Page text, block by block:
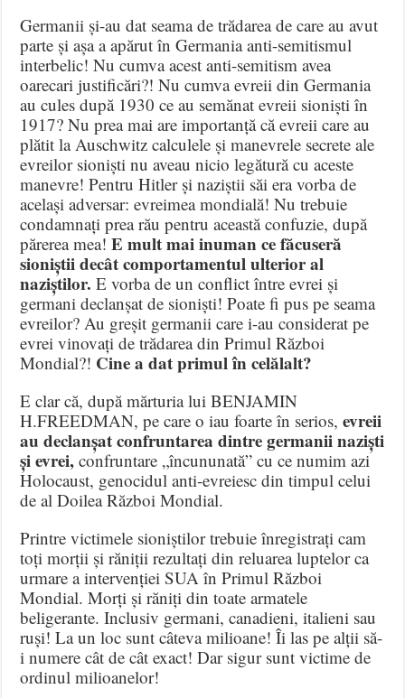
Germanii și-au dat seama de trădarea de care au avut
parte și așa a apărut în Germania anti-semitismul
interbelic! Nu cumva acest anti-semitism avea
oarecari justificări?! Nu cumva evreii din Germania
au cules după 1930 ce au semănat evreii sioniști în
1917? Nu prea mai are importanță că evreii care au
plătit la Auschwitz calculele și manevrele secrete ale
evreilor sioniști nu aveau nicio legătură cu aceste
manevre! Pentru Hitler și naziștii săi era vorba de
același adversar: evreimea mondială! Nu trebuie
condamnați prea rău pentru această confuzie, după
părerea mea!E mult mai inuman ce făcuseră
sioniștii decât comportamentul ulterior al
naziștilor.E vorba de un conflict între evrei și
germani declanșat de sioniști! Poate fi pus pe seama
evreilor? Au greșit germanii care i-au considerat pe
evrei vinovați de trădarea din Primul Război
Mondial?! Cine a dat primul în celălalt?
E clar că, după mărturia lui BENJAMIN
H.FREEDMAN, pe care o iau foarte în serios,evreii
au declanșat confruntarea dintre germanii naziști
și evrei, confruntare „încununată” cu ce numim azi
Holocaust, genocidul anti-evreiesc din timpul celui
de al Doilea Război Mondial.
Printre victimele sioniștilor trebuie înregistrați cam
toți morții și răniții rezultați din reluarea luptelor ca
urmare a intervenției SUA în Primul Război
Mondial. Morți și răniți din toate armatele
beligerante. Inclusiv germani, canadieni, italieni sau
ruși! La un loc sunt câteva milioane! Îi las pe alții să-
i numere cât de cât exact! Dar sigur sunt victime de
ordinul milioanelor!